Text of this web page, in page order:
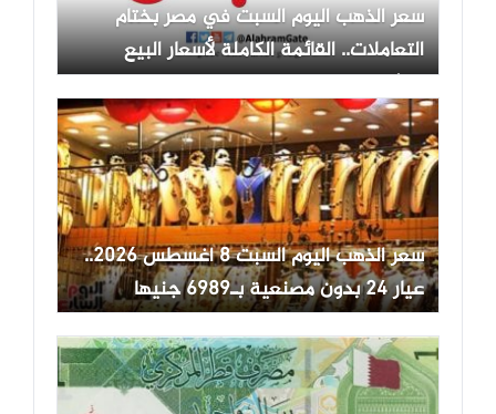
سعر الذهب اليوم السبت في مصر بختام
التعاملات.. القائمة الكاملة لأسعار البيع
والشراء
سعر الذهب اليوم السبت 8 أغسطس 2026..
عيار 24 بدون مصنعية بـ6989 جنيها